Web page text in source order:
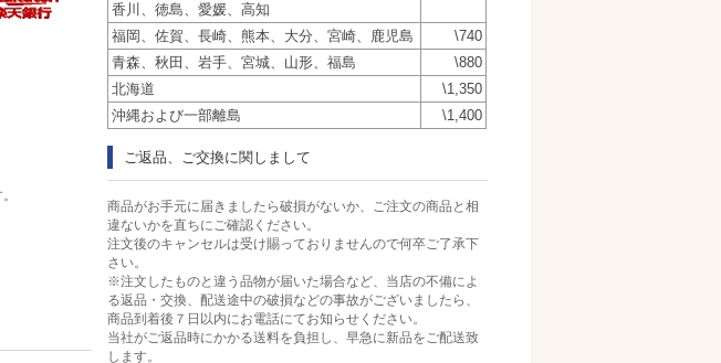
香川、徳島、愛媛、高知
福岡、佐賀、長崎、熊本、大分、宮崎、鹿児島
\740
青森、秋田、岩手、宮城、山形、福島
\880
北海道
\1,350
沖縄および一部離島
\1,400
ご返品、ご交換に関しまして
商品がお手元に届きましたら破損がないか、ご注文の商品と相
違ないかを直ちにご確認ください。
注文後のキャンセルは受け賜っておりませんので何卒ご了承下
さい。
※注文したものと違う品物が届いた場合など、当店の不備によ
る返品・交換、配送途中の破損などの事故がございましたら、
商品到着後７日以内にお電話にてお知らせください。
当社がご返品時にかかる送料を負担し、早急に新品をご配送致
します。